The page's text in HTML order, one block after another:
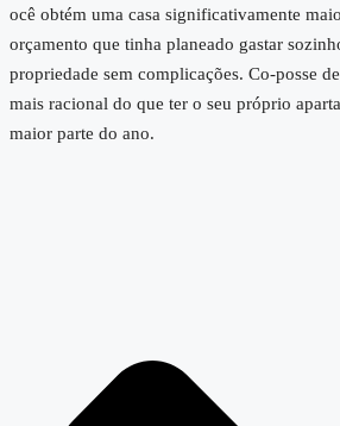
ocê obtém uma casa significativamente
orçamento que tinha planeado gastar
propriedade sem complicações. Co-posse
mais racional do que ter o seu próprio
maior parte do ano.